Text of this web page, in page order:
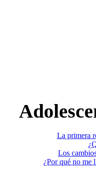
La primera
Los
¿Por qué no me